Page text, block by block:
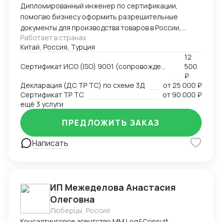
Дипломированный инженер по сертификации,
помогаю бизнесу оформить разрешительные
документы для производства товаров в России,
импорта и реализации на территории РФ, через
магазины и маркетплейсы.
Работает в странах
Китай, Россия, Турция
Сертификат ИСО (ISO) 9001 (сопровождение, подготовка документов)
12
500
₽
Декларация (ДС ТР ТС) по схеме 3Д
от25 000 ₽
Сертификат ТР ТС
от 90 000 ₽
ещё 3 услуги
Написать
ПРЕДЛОЖИТЬ ЗАКАЗ
ИП Межеделова Анастасия
Олеговна
Люберцы, Россия